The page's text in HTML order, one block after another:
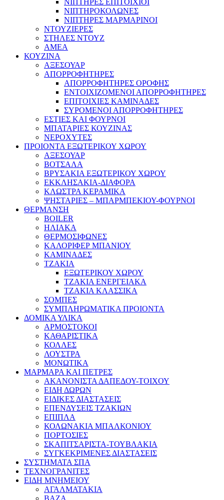
ΝΙΠΤΗΡΕΣ ΕΠΙΤΟΙΧΙΟΙ
ΝΙΠΤΗΡΟΚΟΛΩΝΕΣ
ΝΙΠΤΗΡΕΣ ΜΑΡΜΑΡΙΝΟΙ
ΝΤΟΥΖΙΕΡΕΣ
ΣΤΗΛΕΣ ΝΤΟΥΖ
ΑΜΕΑ
ΚΟΥΖΙΝΑ
ΑΞΕΣΟΥΑΡ
ΑΠΟΡΡΟΦΗΤΗΡΕΣ
ΑΠΟΡΡΟΦΗΤΗΡΕΣ ΟΡΟΦΗΣ
ΕΝΤΟΙΧΙΖΟΜΕΝΟΙ ΑΠΟΡΡΟΦΗΤΗΡΕΣ
ΕΠΙΤΟΙΧΙΕΣ ΚΑΜΙΝΑΔΕΣ
ΣΥΡΟΜΕΝΟΙ ΑΠΟΡΡΟΦΗΤΗΡΕΣ
ΕΣΤΙΕΣ ΚΑΙ ΦΟΥΡΝΟΙ
ΜΠΑΤΑΡΙΕΣ ΚΟΥΖΙΝΑΣ
ΝΕΡΟΧΥΤΕΣ
ΠΡΟΙΟΝΤΑ ΕΞΩΤΕΡΙΚΟΥ ΧΩΡΟΥ
ΑΞΕΣΟΥΑΡ
ΒΟΤΣΑΛΑ
ΒΡΥΣΑΚΙΑ ΕΞΩΤΕΡΙΚΟΥ ΧΩΡΟΥ
ΕΚΚΛΗΣΑΚΙΑ-ΔΙΑΦΟΡΑ
ΚΛΩΣΤΡΑ ΚΕΡΑΜΙΚΑ
ΨΗΣΤΑΡΙΕΣ – ΜΠΑΡΜΠΕΚΙΟΥ-ΦΟΥΡΝΟΙ
ΘΕΡΜΑΝΣΗ
BOILER
ΗΛΙΑΚΑ
ΘΕΡΜΟΣΙΦΩΝΕΣ
ΚΑΛΟΡΙΦΕΡ ΜΠΑΝΙΟΥ
ΚΑΜΙΝΑΔΕΣ
ΤΖΑΚΙΑ
ΕΞΩΤΕΡΙΚΟΥ ΧΩΡΟΥ
ΤΖΑΚΙΑ ΕΝΕΡΓΕΙΑΚΑ
ΤΖΑΚΙΑ ΚΛΑΣΣΙΚΑ
ΣΟΜΠΕΣ
ΣΥΜΠΛΗΡΩΜΑΤΙΚΑ ΠΡΟΙΟΝΤΑ
ΔΟΜΙΚΑ ΥΛΙΚΑ
ΑΡΜΟΣΤΟΚΟΙ
ΚΑΘΑΡΙΣΤΙΚΑ
ΚΟΛΛΕΣ
ΛΟΥΣΤΡΑ
ΜΟΝΩΤΙΚΑ
ΜΑΡΜΑΡΑ ΚΑΙ ΠΕΤΡΕΣ
ΑΚΑΝΟΝΙΣΤΑ ΔΑΠΕΔΟΥ-ΤΟΙΧΟΥ
ΕΙΔΗ ΔΩΡΩΝ
ΕΙΔΙΚΕΣ ΔΙΑΣΤΑΣΕΙΣ
ΕΠΕΝΔΥΣΕΙΣ ΤΖΑΚΙΩΝ
ΕΠΙΠΛΑ
ΚΟΛΩΝΑΚΙΑ ΜΠΑΛΚΟΝΙΟΥ
ΠΟΡΤΟΣΙΕΣ
ΣΚΑΠΙΤΣΑΡΙΣΤΑ-ΤΟΥΒΛΑΚΙΑ
ΣΥΓΚΕΚΡΙΜΕΝΕΣ ΔΙΑΣΤΑΣΕΙΣ
ΣΥΣΤΗΜΑΤΑ ΣΠΑ
ΤΕΧΝΟΓΡΑΝΙΤΕΣ
ΕΙΔΗ ΜΝΗΜΕΙΟΥ
ΑΓΑΛΜΑΤΑΚΙΑ
ΒΑΖΑ